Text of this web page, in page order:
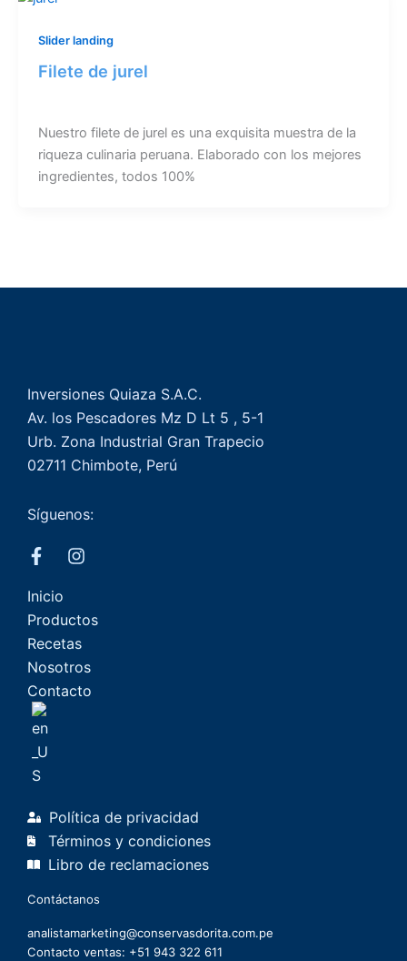
Slider landing
Filete de jurel
Nuestro filete de jurel es una exquisita muestra de la
riqueza culinaria peruana. Elaborado con los mejores
ingredientes, todos 100%
Inversiones Quiaza S.A.C.
Av. los Pescadores Mz D Lt 5 , 5-1
Urb. Zona Industrial Gran Trapecio
02711 Chimbote, Perú
Síguenos:
Inicio
Productos
Recetas
Nosotros
Contacto
Política de privacidad
Términos y condiciones
Libro de reclamaciones
Contáctanos
analistamarketing@conservasdorita.com.pe
Contacto ventas: +51 943 322 611